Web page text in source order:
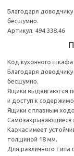
Благодаря
бесшумно.
Артикул: 494.338.46
Код кухонного шкафа
Благодаря
бесшумно.
Ящики выдвигаются
и доступ к
Ящики с плавным
Самозакрывающиеся
Каркас имеет
толщиной 18 мм.
Для различного типа